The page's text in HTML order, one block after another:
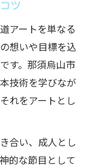
向け案内
教室の特徴
ツ
アートを単なる
想いや目標を込
す。那須烏山市
技術を学びなが
れをアートとし
合い、成人とし
的な節目として